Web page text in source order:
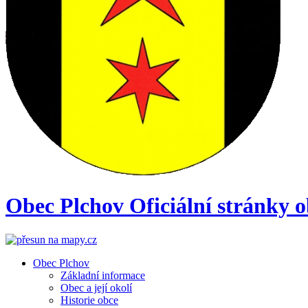
Obec Plchov Oficiální stránky
Obec Plchov
Základní informace
Obec a její okolí
Historie obce